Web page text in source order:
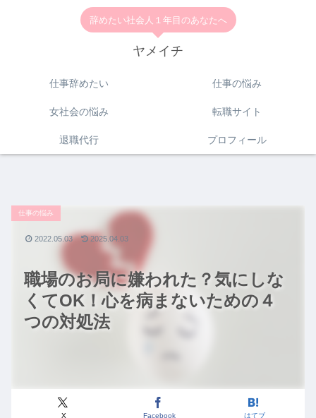
辞めたい社会人１年目のあなたへ
ヤメイチ
仕事辞めたい 仕事の悩み
女社会の悩み 転職サイト
退職代行 プロフィール
職場のお局に嫌われた？気にしな
くてOK！心を病まないための４
つの対処法
仕事の悩み
X Facebook はてブ
2022.05.03 2025.04.03